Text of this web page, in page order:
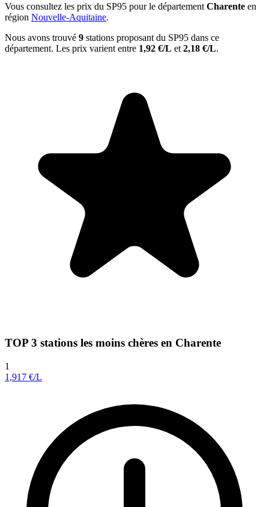
Vous consultez les prix du SP95 pour le département Charente en
région Nouvelle-Aquitaine.
Nous avons trouvé 9 stations proposant du SP95 dans ce
département. Les prix varient entre 1,92 €/L et 2,18 €/L.
TOP 3 stations les moins chères en Charente
1
1,917 €/L